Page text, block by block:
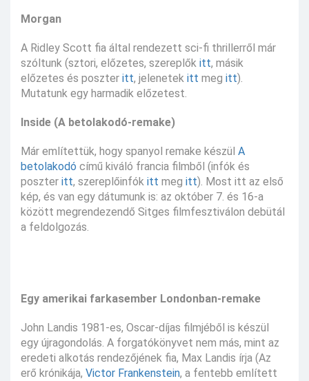
Morgan
A Ridley Scott fia által rendezett sci-fi thrillerről már
szóltunk (sztori, előzetes, szereplők itt, másik
előzetes és poszter itt, jelenetek itt meg itt).
Mutatunk egy harmadik előzetest.
Inside (A betolakodó-remake)
Már említettük, hogy spanyol remake készül A
betolakodó című kiváló francia filmből (infók és
poszter itt, szereplőinfók itt meg itt). Most itt az első
kép, és van egy dátumunk is: az október 7. és 16-a
között megrendezendő Sitges filmfesztiválon debütál
a feldolgozás.
Egy amerikai farkasember Londonban-remake
John Landis 1981-es, Oscar-díjas filmjéből is készül
egy újragondolás. A forgatókönyvet nem más, mint az
eredeti alkotás rendezőjének fia, Max Landis írja (Az
erő krónikája, Victor Frankenstein, a fentebb említett